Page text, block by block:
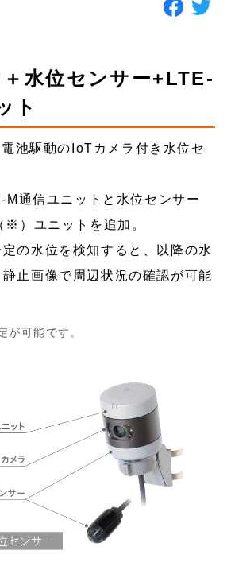
水位センサー+LTE-
ト
池駆動のIoTカメラ付き水位セ
M通信ユニットと水位センサー
※）ユニットを追加。
の水位を検知すると、以降の水
止画像で周辺状況の確認が可能
が可能です。